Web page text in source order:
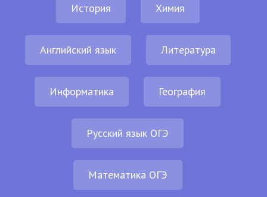
История Химия
Английский язык Литература
Информатика География
Русский язык ОГЭ
Математика ОГЭ